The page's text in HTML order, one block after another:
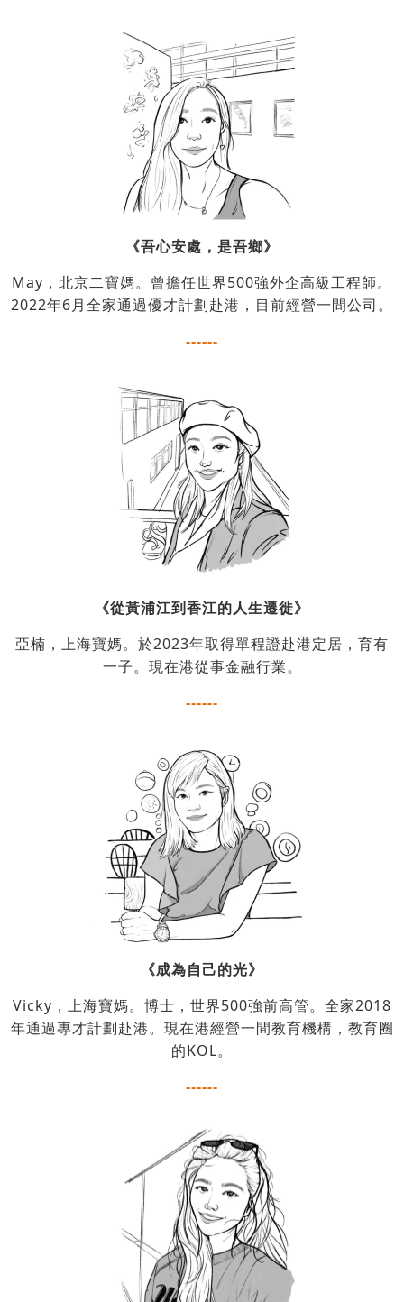
《吾心安處，是吾鄉》
May，北京二寶媽。曾擔任世界500強外企高級工程師。
2022年6月全家通過優才計劃赴港，目前經營一間公司。
------
《從黃浦江到香江的人生遷徙》
亞楠，上海寶媽。於2023年取得單程證赴港定居，育有
一子。現在港從事金融行業。
------
《成為自己的光》
Vicky，上海寶媽。博士，世界500強前高管。全家2018
年通過專才計劃赴港。現在港經營一間教育機構，教育圈
的KOL。
------